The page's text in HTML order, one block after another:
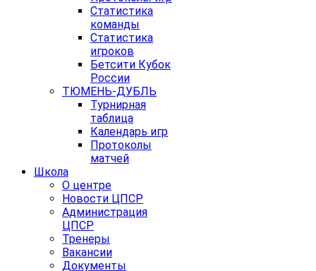
Статистика
команды
Статистика
игроков
Бетсити Кубок
России
ТЮМЕНЬ-ДУБЛЬ
Турнирная
таблица
Календарь игр
Протоколы
матчей
Школа
О центре
Новости ЦПСР
Администрация
ЦПСР
Тренеры
Вакансии
Документы